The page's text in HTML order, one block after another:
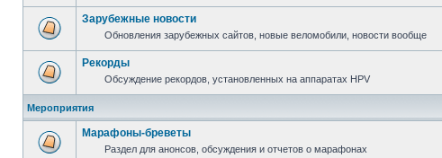
Зарубежные новости
Обновления зарубежных сайтов, новые веломобили, новости вообще
Рекорды
Обсуждение рекордов, установленных на аппаратах HPV
Мероприятия
Марафоны-бреветы
Раздел для анонсов, обсуждения и отчетов о марафонах